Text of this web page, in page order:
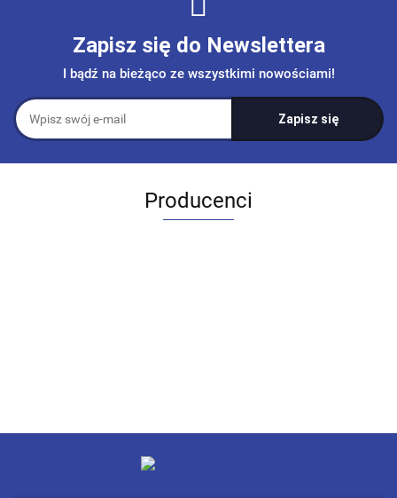
Zapisz się do Newslettera
I bądź na bieżąco ze wszystkimi nowościami!
Producenci